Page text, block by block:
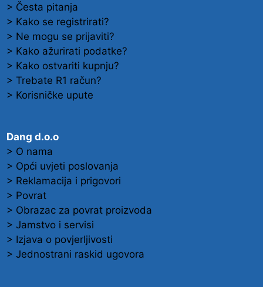
> Česta pitanja
> Kako se registrirati?
> Ne mogu se prijaviti?
> Kako ažurirati podatke?
> Kako ostvariti kupnju?
> Trebate R1 račun?
> Korisničke upute
Dang d.o.o
> O nama
> Opći uvjeti poslovanja
> Reklamacija i prigovori
> Povrat
> Obrazac za povrat proizvoda
> Jamstvo i servisi
> Izjava o povjerljivosti
> Jednostrani raskid ugovora